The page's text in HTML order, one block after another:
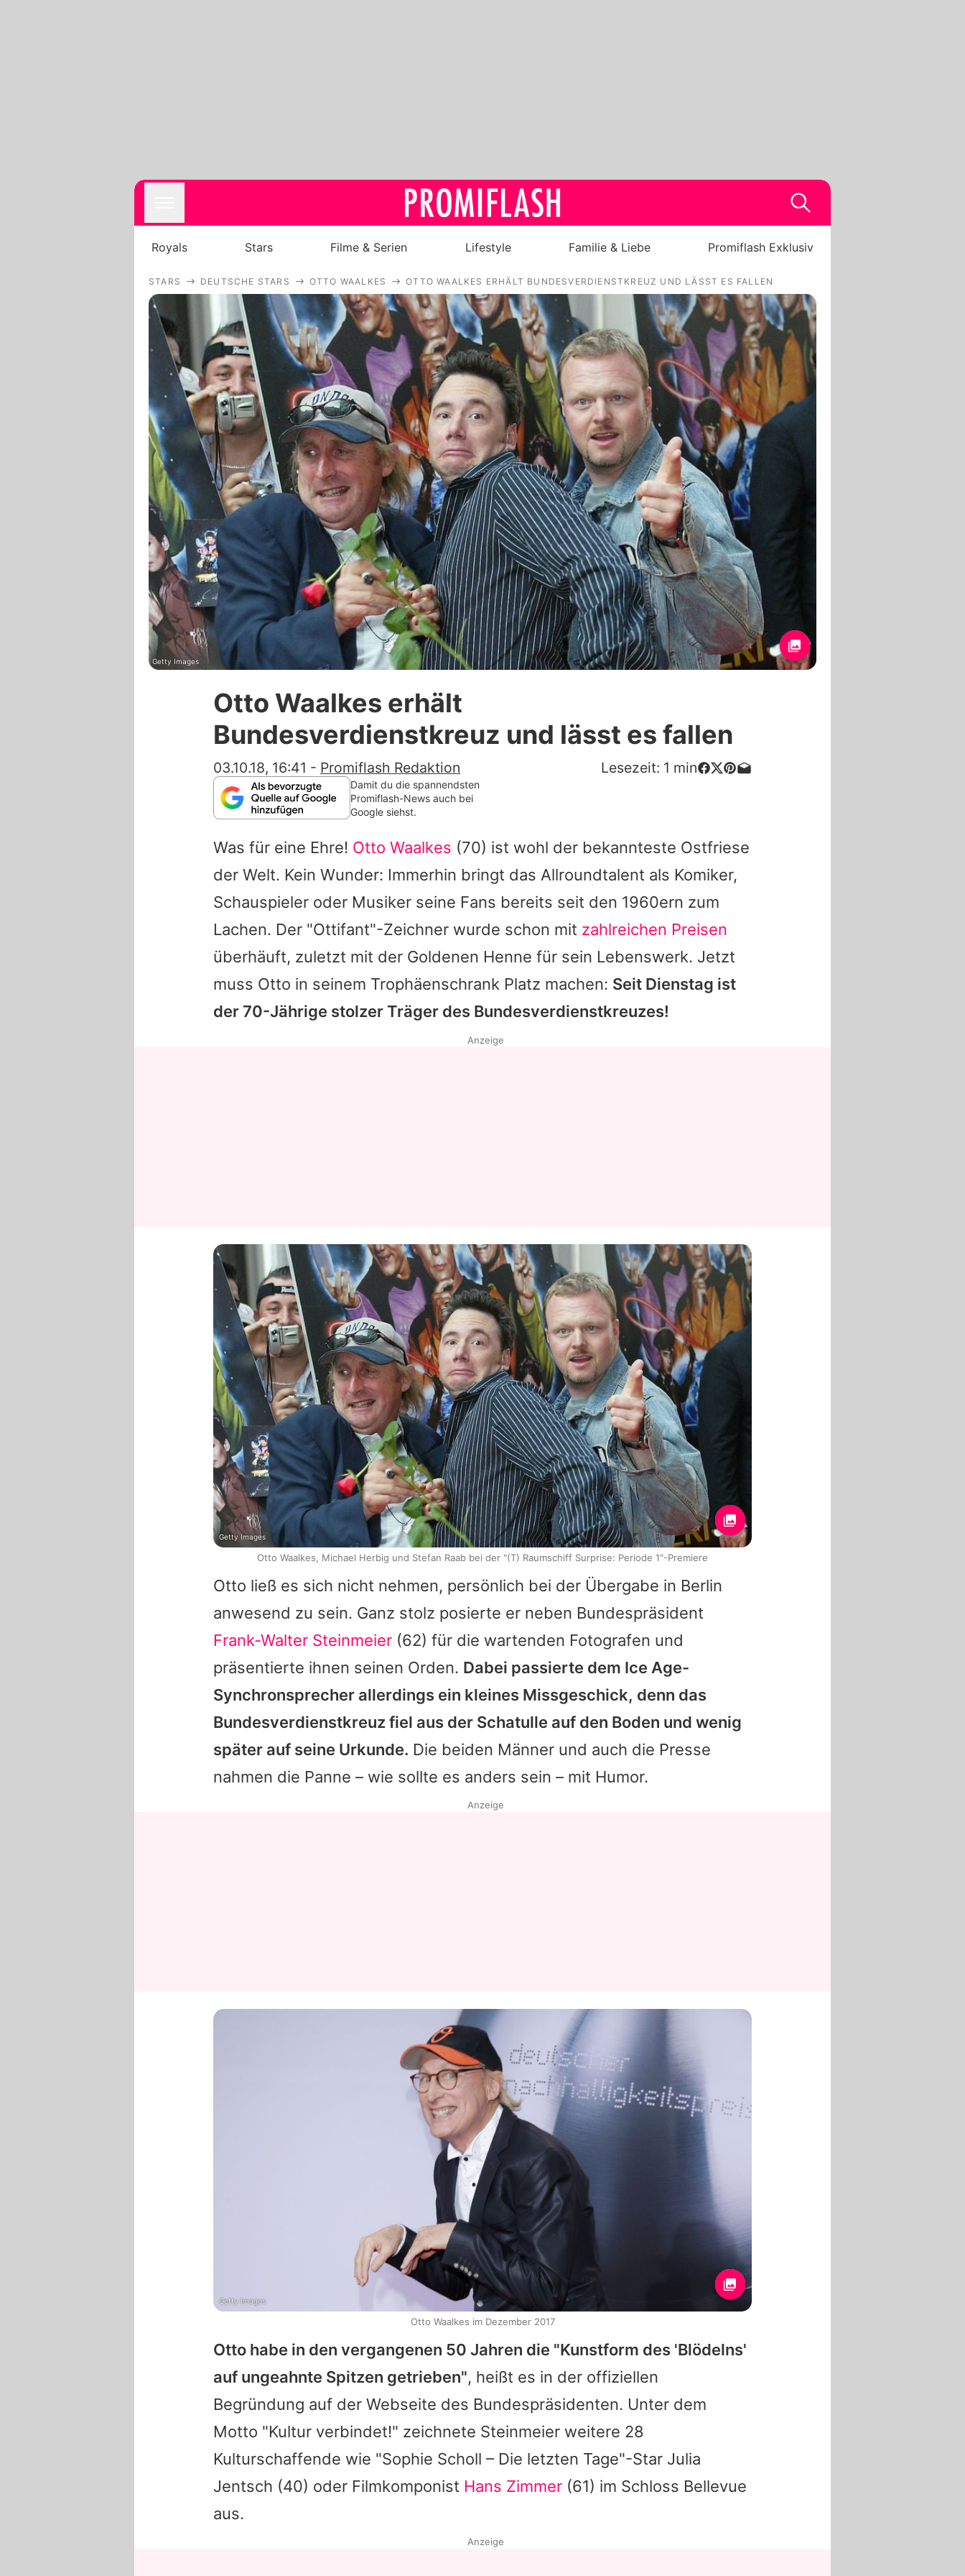
Royals
Stars
Filme & Serien
Lifestyle
Familie & Liebe
Promiflash Exklusiv
Alle Themen auf Promiflash
Jobs
App runterladen
Team
Redaktionelle Richtlinien
Impressum
Datenschutzerklärung
Nutzungsbedingungen
Utiq verwalten
Royals Stars Filme & Serien Lifestyle Familie & Liebe Promiflash Exklusiv
STARS DEUTSCHE STARS OTTO WAALKES OTTO WAALKES ERHÄLT BUNDESVERDIENSTKREUZ UND LÄSST ES FALLEN
Getty Images
Otto Waalkes erhält
Bundesverdienstkreuz und lässt es fallen
03.10.18, 16:41 - Promiflash Redaktion Lesezeit: 1 min
Damit du die spannendsten
Promiflash-News auch bei
Google siehst.
Was für eine Ehre! Otto Waalkes (70) ist wohl der bekannteste Ostfriese
der Welt. Kein Wunder: Immerhin bringt das Allroundtalent als Komiker,
Schauspieler oder Musiker seine Fans bereits seit den 1960ern zum
Lachen. Der "Ottifant"-Zeichner wurde schon mit zahlreichen Preisen
überhäuft, zuletzt mit der Goldenen Henne für sein Lebenswerk. Jetzt
muss Otto in seinem Trophäenschrank Platz machen: Seit Dienstag ist
der 70-Jährige stolzer Träger des Bundesverdienstkreuzes!
Otto ließ es sich nicht nehmen, persönlich bei der Übergabe in Berlin
anwesend zu sein. Ganz stolz posierte er neben Bundespräsident
Frank-Walter Steinmeier (62) für die wartenden Fotografen und
präsentierte ihnen seinen Orden. Dabei passierte dem Ice Age-
Synchronsprecher allerdings ein kleines Missgeschick, denn das
Bundesverdienstkreuz fiel aus der Schatulle auf den Boden und wenig
später auf seine Urkunde. Die beiden Männer und auch die Presse
nahmen die Panne – wie sollte es anders sein – mit Humor.
Otto habe in den vergangenen 50 Jahren die "Kunstform des 'Blödelns'
auf ungeahnte Spitzen getrieben", heißt es in der offiziellen
Begründung auf der Webseite des Bundespräsidenten. Unter dem
Motto "Kultur verbindet!" zeichnete Steinmeier weitere 28
Kulturschaffende wie "Sophie Scholl – Die letzten Tage"-Star Julia
Jentsch (40) oder Filmkomponist Hans Zimmer (61) im Schloss Bellevue
aus.
Anzeige
Getty Images
Otto Waalkes, Michael Herbig und Stefan Raab bei der "(T) Raumschiff Surprise: Periode 1"-Premiere
Anzeige
Getty Images
Otto Waalkes im Dezember 2017
Anzeige